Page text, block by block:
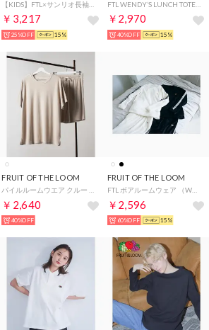
￥3,217
25%OFF 15%
FTL WENDY’S LUNCH TOTE BAG （ブラック）
￥2,970
40%OFF 15%
FRUIT OF THE LOOM
パイルルームウエア クルー （アイボリー）
￥2,640
40%OFF
FRUIT OF THE LOOM
FTL ボアルームウェア （WHITE）
￥2,596
60%OFF 15%